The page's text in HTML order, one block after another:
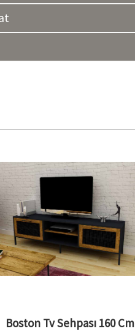
Boston Tv Sehpası 160 Cm